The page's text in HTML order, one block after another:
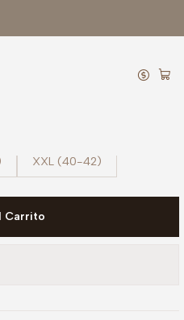
XXL (40-42)
Carrito